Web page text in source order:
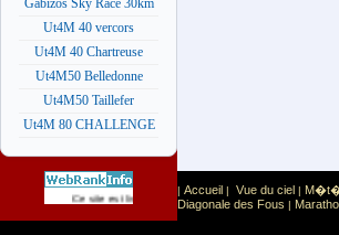
Gabizos Sky Race 30km
Ut4M 40 vercors
Ut4M 40 Chartreuse
Ut4M50 Belledonne
Ut4M50 Taillefer
Ut4M 80 CHALLENGE
Ce site est list� dans la cat�gorie Sport Sports
| Accueil | Vue du ciel |
Diagonale des Fous |